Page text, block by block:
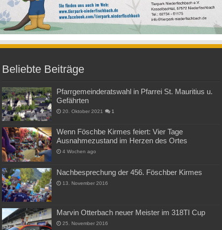
Beliebte Beiträge
Pfarrgemeinderatswahl in Pfarrei St. Mauritius u.
Gefährten
20. Oktober 2021 1
Wenn Föschbe Kirmes feiert: Vier Tage
Ausnahmezustand im Herzen des Ortes
4 Wochen ago
Nachbesprechung der 456. Föschber Kirmes
13. November 2016
Marvin Otterbach neuer Meister im 318TI Cup
25. November 2016